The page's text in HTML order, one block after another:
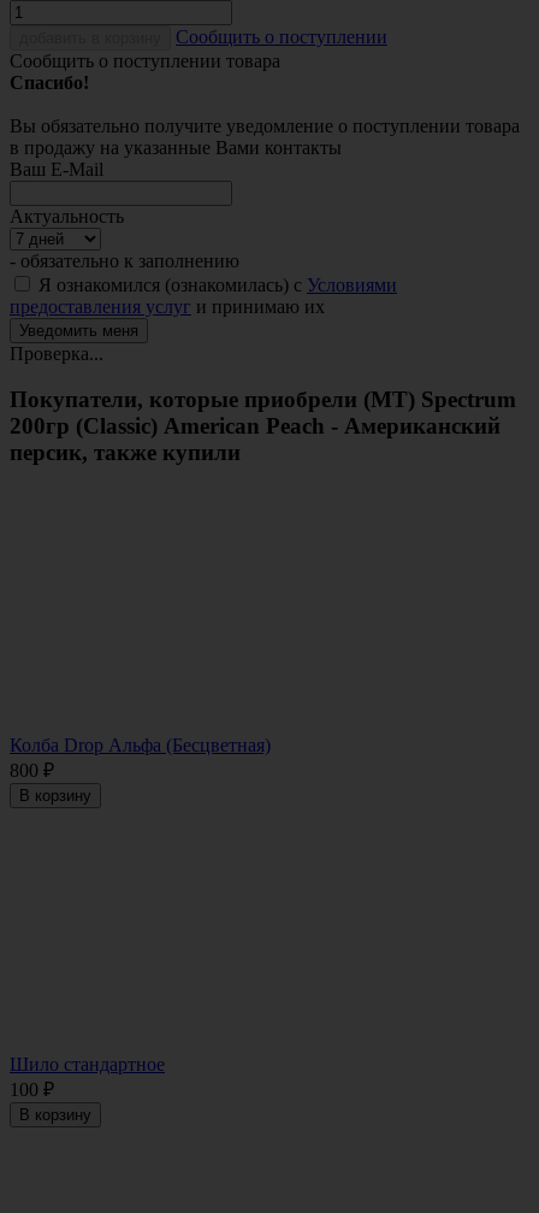
Cообщить о поступлении
Сообщить о поступлении товара
Спасибо!
Вы обязательно получите уведомление о поступлении товара
в продажу на указанные Вами контакты
Ваш E-Mail
Актуальность
- обязательно к заполнению
Я ознакомился (ознакомилась) с Условиями
предоставления услуг и принимаю их
Проверка...
Покупатели, которые приобрели (MT) Spectrum
200гр (Classic) American Peach - Американский
персик, также купили
Колба Drop Альфа (Бесцветная)
800 ₽
В корзину
Шило стандартное
100 ₽
В корзину